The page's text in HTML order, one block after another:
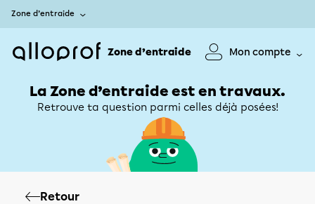
Zone d’entraide
Zone d’entraide Mon compte
La Zone d’entraide est en travaux.
Retrouve ta question parmi celles déjà posées!
Retour